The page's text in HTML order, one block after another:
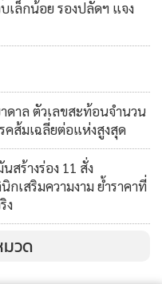
งระวัง นายกรัฐมนตรี
ว่าตัวเองไม่สบาย ก็อย่าไป
มว่า ความเชื่อมั่น ณ ตอนนี้
ๆ มหาวิทยาลัย นายก
ย่างโรงเรียนก็บอก สมมติ
ำเป็นต้องปิดโรงเรียนก็ปิด ดี
ดูในหลาย ๆ ประเทศเขาก็
ที่อังกฤษ มีเด็กติด 5 คน
เล็กน้อย รองปลัดฯ แจง
ดาล ตัวเลขสะท้อนจำนวน
ส้มเฉลี่ยต่อแห่งสูงสุด
สร้างร่อง 11 สั่ง
เสริมความงาม ย้ำราคาที่
ง
มวด